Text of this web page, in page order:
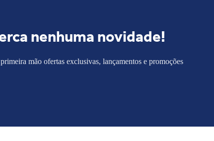
nenhuma novidade!
mão ofertas exclusivas, lançamentos e promoções